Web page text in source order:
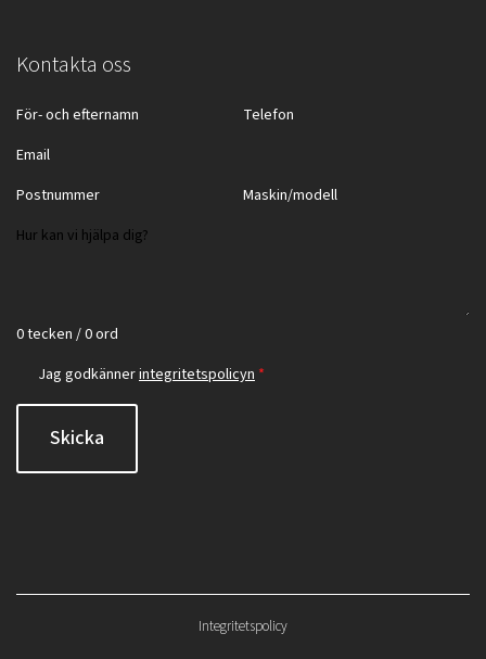
Kontakta oss
0 tecken / 0 ord
Jag godkännerintegritetspolicyn *
Skicka
Integritetspolicy